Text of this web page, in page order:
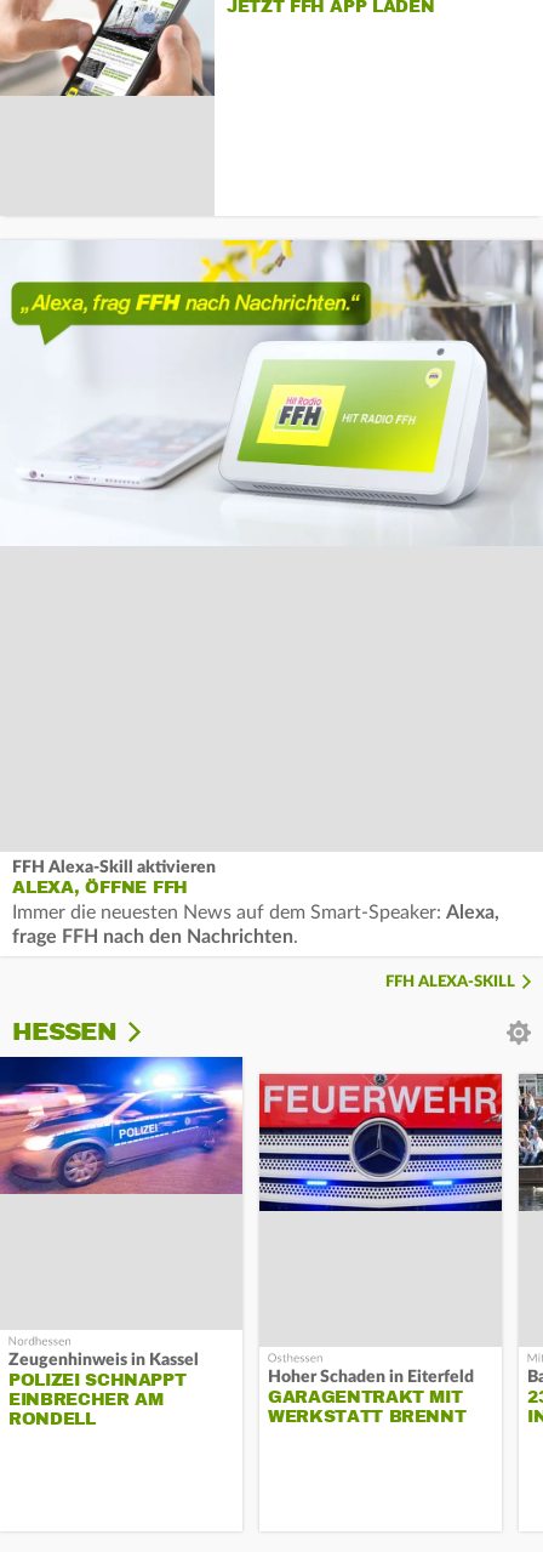
JETZT FFH APP LADEN
FFH Alexa-Skill aktivieren
ALEXA, ÖFFNE FFH
Immer die neuesten News auf dem Smart-Speaker: Alexa,
frage FFH nach den Nachrichten.
FFH ALEXA-SKILL
HESSEN
Zeugenhinweis in Kassel
POLIZEI SCHNAPPT
EINBRECHER AM
RONDELL
Hoher Schaden in Eiterfeld
GARAGENTRAKT MIT
WERKSTATT BRENNT